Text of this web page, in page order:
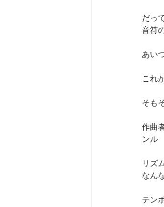
だっ
音符
あい
これ
そも
作曲
ンル
リズ
なん
テン